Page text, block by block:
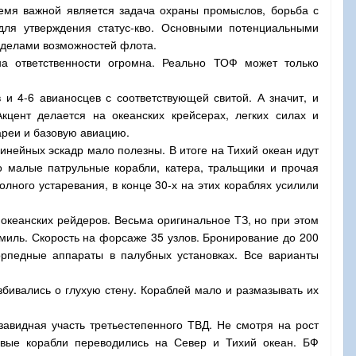
важной является задача охраны промыслов, борьба с
утверждения статус-кво. Основными потенциальными
возможностей флота.
огромна. Реально ТОФ может только
6 авианосцев с соответствующей свитой. А значит, и
делается на океанских крейсерах, легких силах и
и базовую авиацию.
эскадр мало полезны. В итоге на Тихий океан идут
патрульные корабли, катера, тральщики и прочая
устаревания, в конце 30-х на этих кораблях усилили
рейдеров. Весьма оригинальное ТЗ, но при этом
Скорость на форсаже 35 узлов. Бронирование до 200
аппараты в палубных установках. Все варианты
о глухую стену. Кораблей мало и размазывать их
участь третьестепенного ТВД. Не смотря на рост
корабли переводились на Север и Тихий океан. БФ